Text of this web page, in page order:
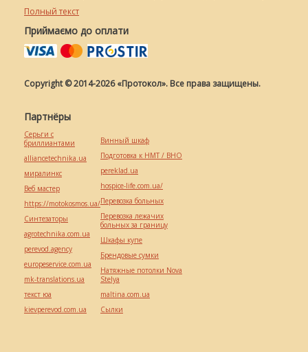
Полный текст
Приймаємо до оплати
Copyright © 2014-2026 «Протокол». Все права защищены.
Партнёры
Серьги с
бриллиантами
alliancetechnika.ua
миралинкс
Веб мастер
https://motokosmos.ua/
Синтезаторы
agrotechnika.com.ua
perevod.agency
europeservice.com.ua
mk-translations.ua
текст юа
kievperevod.com.ua
Винный шкаф
Подготовка к НМТ / ВНО
pereklad.ua
hospice-life.com.ua/
Перевозка больных
Перевозка лежачих
больных за границу
Шкафы купе
Брендовые сумки
Натяжные потолки Nova
Stelya
maltina.com.ua
Cылки